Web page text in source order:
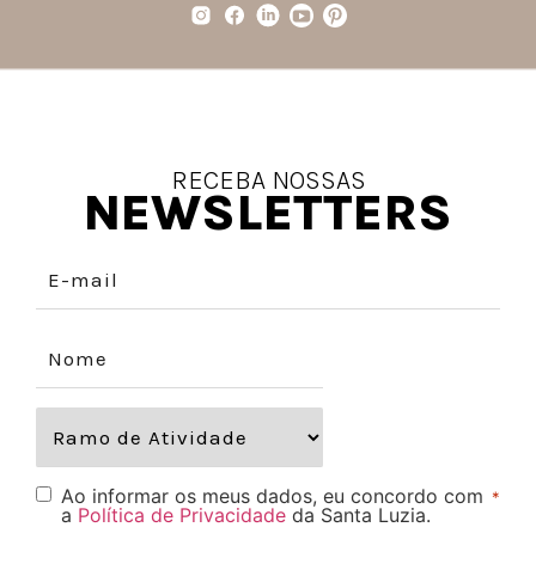
RECEBA NOSSAS
NEWSLETTERS
Ao informar os meus dados, eu concordo com
a Política de Privacidade da Santa Luzia.
*